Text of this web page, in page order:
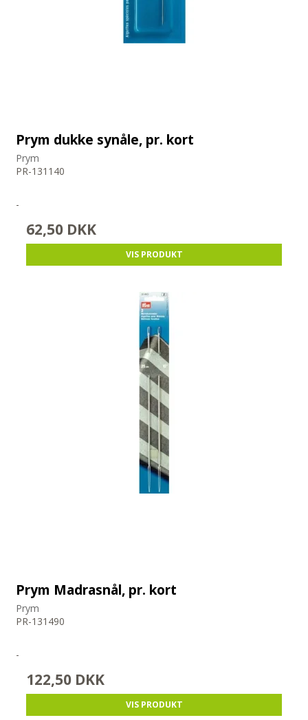
Prym dukke synåle, pr. kort
Prym
PR-131140
-
62,50 DKK
VIS PRODUKT
Prym Madrasnål, pr. kort
Prym
PR-131490
-
122,50 DKK
VIS PRODUKT